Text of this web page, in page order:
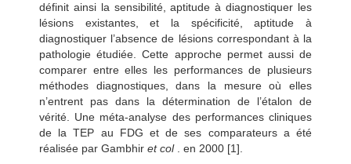
définit ainsi la sensibilité, aptitude à diagnostiquer les
lésions existantes, et la spécificité, aptitude à
diagnostiquer l’absence de lésions correspondant à la
pathologie étudiée. Cette approche permet aussi de
comparer entre elles les performances de plusieurs
méthodes diagnostiques, dans la mesure où elles
n’entrent pas dans la détermination de l’étalon de
vérité. Une méta-analyse des performances cliniques
de la TEP au FDG et de ses comparateurs a été
réalisée par Gambhir et col. en 2000 [1].